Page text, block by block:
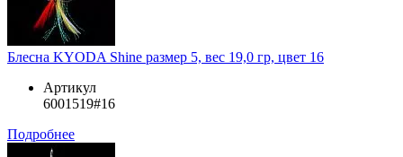
Блесна KYODA Shine размер 5, вес 19,0 гр, цвет 16
Артикул
6001519#16
Подробнее